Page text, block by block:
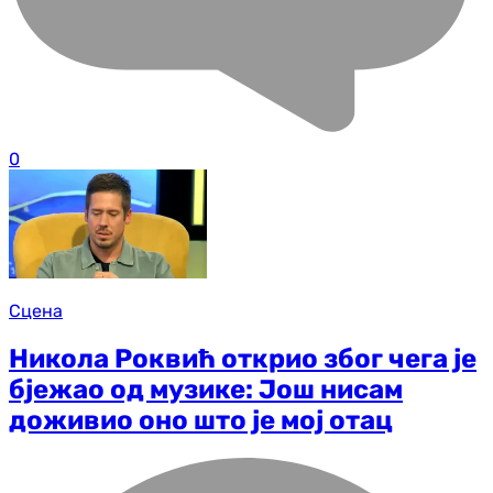
0
Сцена
Никола Роквић открио због чега је
бјежао од музике: Још нисам
доживио оно што је мој отац